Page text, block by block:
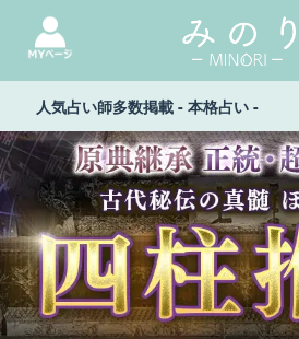
人気占い師多数掲載 - 本格占い -